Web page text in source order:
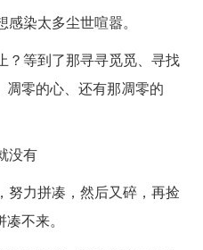
染太多尘世喧嚣。
？等到了那寻寻觅觅、寻找
零的心、还有那凋零的
没有
努力拼凑，然后又碎，再捡
不来。